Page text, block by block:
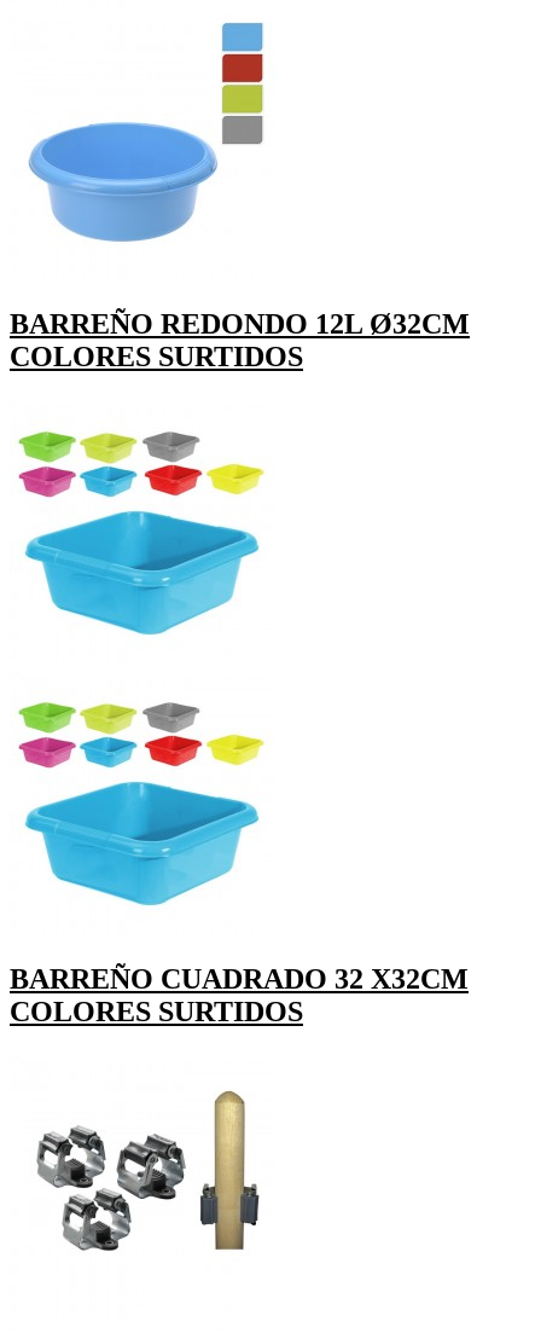
BARREÑO REDONDO 12L Ø32CM
COLORES SURTIDOS
BARREÑO CUADRADO 32 X32CM
COLORES SURTIDOS